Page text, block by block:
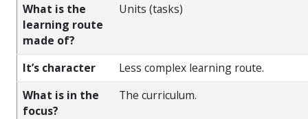
What is the
learning route
made of?
Units (tasks)
It’s character
Less complex learning route.
What is in the
focus?
The curriculum.